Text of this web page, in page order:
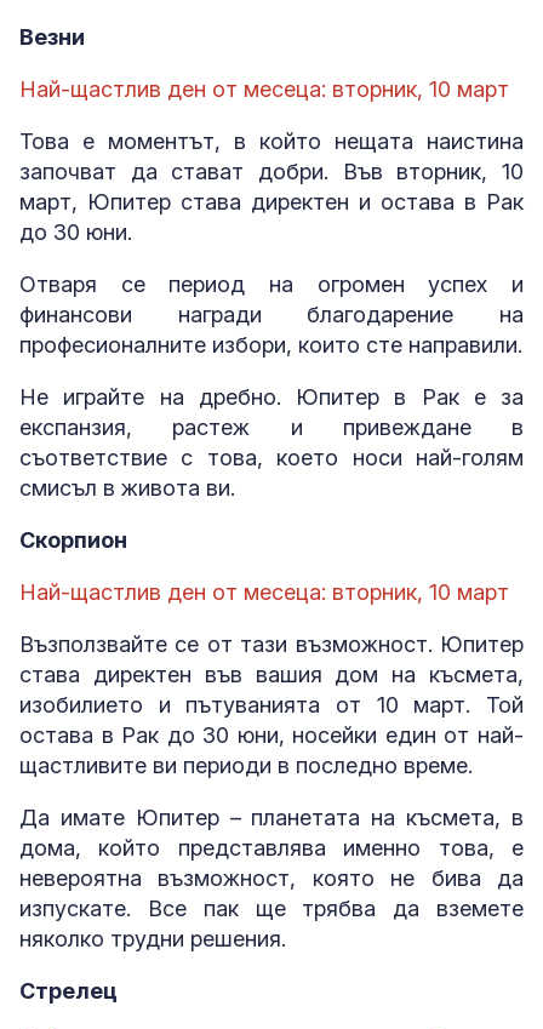
Везни
Най-щастлив ден от месеца: вторник, 10 март
Това е моментът, в който нещата наистина
започват да стават добри. Във вторник, 10
март, Юпитер става директен и остава в Рак
до 30 юни.
Отваря се период на огромен успех и
финансови награди благодарение на
професионалните избори, които сте направили.
Не играйте на дребно. Юпитер в Рак е за
експанзия, растеж и привеждане в
съответствие с това, което носи най-голям
смисъл в живота ви.
Скорпион
Най-щастлив ден от месеца: вторник, 10 март
Възползвайте се от тази възможност. Юпитер
става директен във вашия дом на късмета,
изобилието и пътуванията от 10 март. Той
остава в Рак до 30 юни, носейки един от най-
щастливите ви периоди в последно време.
Да имате Юпитер – планетата на късмета, в
дома, който представлява именно това, е
невероятна възможност, която не бива да
изпускате. Все пак ще трябва да вземете
няколко трудни решения.
Стрелец